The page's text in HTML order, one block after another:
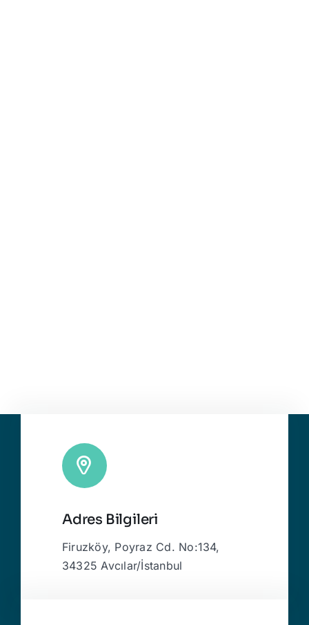
Adres Bilgileri
Firuzköy, Poyraz Cd. No:134,
34325 Avcılar/İstanbul